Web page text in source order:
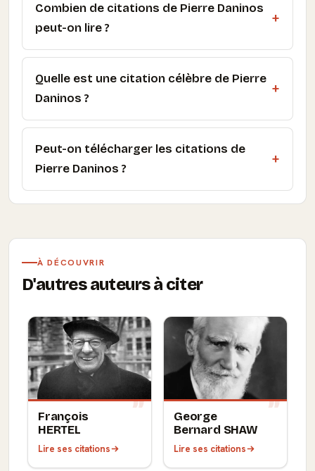
Combien de citations de Pierre Daninos
peut-on lire ?
Quelle est une citation célèbre de Pierre
Daninos ?
Peut-on télécharger les citations de
Pierre Daninos ?
À DÉCOUVRIR
D'autres auteurs à citer
François
HERTEL
Lire ses citations
George
Bernard SHAW
Lire ses citations